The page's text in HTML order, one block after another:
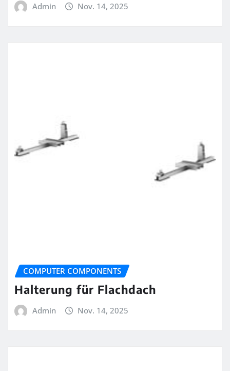
Admin Nov. 14, 2025
COMPUTER COMPONENTS
Halterung für Flachdach
Admin Nov. 14, 2025